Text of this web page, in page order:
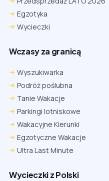
Egzotyka
Wycieczki
Wczasy za granicą
Wyszukiwarka
Podróż poślubna
Tanie Wakacje
Parkingi lotniskowe
Wakacyjne Kierunki
Egzotyczne Wakacje
Ultra Last Minute
Wycieczki z Polski